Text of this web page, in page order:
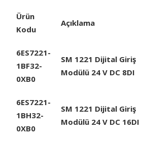
Ürün
Kodu
Açıklama
6ES7221-
1BF32-
0XB0
SM 1221 Dijital Giriş
Modülü 24 V DC 8DI
6ES7221-
1BH32-
0XB0
SM 1221 Dijital Giriş
Modülü 24 V DC 16DI